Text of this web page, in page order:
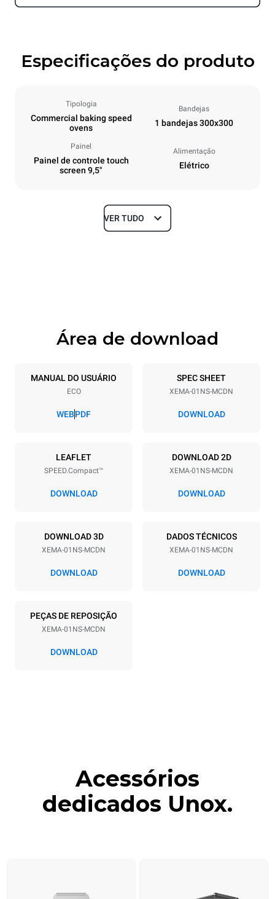
Especificações do produto
Tipologia
Commercial baking speed
ovens
Bandejas
1 bandejas 300x300
Painel
Painel de controle touch
screen 9,5"
Alimentação
Elétrico
Dimensões
Especificações da bandeja
1 300x300
Distância entre as bandejas
158 mm
Voltagem
220-240 V 1~ 3.6 kW
VER TUDO
Área de download
MANUAL DO USUÁRIO
ECO
WEBPDF
SPEC SHEET
XEMA-01NS-MCDN
DOWNLOAD
LEAFLET
SPEED.Compact™
DOWNLOAD
DOWNLOAD 2D
XEMA-01NS-MCDN
DOWNLOAD
DOWNLOAD 3D
XEMA-01NS-MCDN
DOWNLOAD
DADOS TÉCNICOS
XEMA-01NS-MCDN
DOWNLOAD
PEÇAS DE REPOSIÇÃO
XEMA-01NS-MCDN
DOWNLOAD
Acessórios
dedicados Unox.